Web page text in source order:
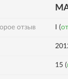
отзыв I (
15 (